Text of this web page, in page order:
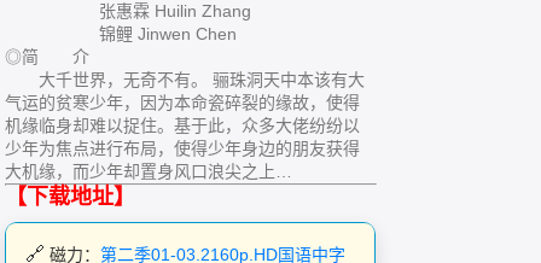
张惠霖 Huilin Zhang
锦鲤 Jinwen Chen
◎简 介
大千世界，无奇不有。 骊珠洞天中本该有大
气运的贫寒少年，因为本命瓷碎裂的缘故，使得
机缘临身却难以捉住。基于此，众多大佬纷纷以
少年为焦点进行布局，使得少年身边的朋友获得
大机缘，而少年却置身风口浪尖之上…
【下载地址】
磁力：第二季01-03.2160p.HD国语中字